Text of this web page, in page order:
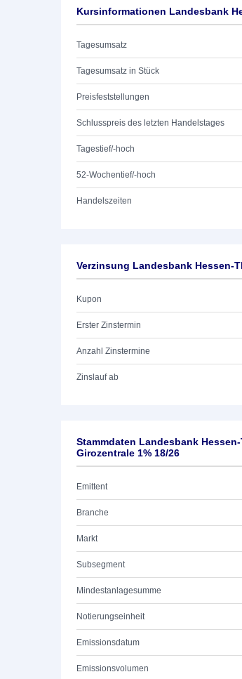
Kursinformationen Landesbank
Tagesumsatz
Tagesumsatz in Stück
Preisfeststellungen
Schlusspreis des letzten Handelstages
Tagestief/-hoch
52-Wochentief/-hoch
Handelszeiten
Verzinsung Landesbank Hessen-
Kupon
Erster Zinstermin
Anzahl Zinstermine
Zinslauf ab
Stammdaten Landesbank
Girozentrale 1% 18/26
Emittent
Branche
Markt
Subsegment
Mindestanlagesumme
Notierungseinheit
Emissionsdatum
Emissionsvolumen